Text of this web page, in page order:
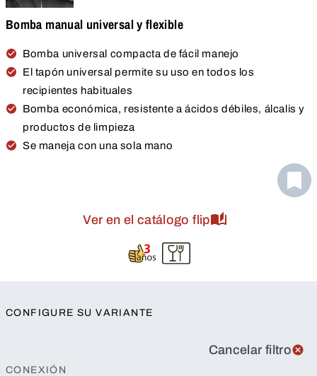
Bomba manual universal y flexible
Bomba universal compacta de fácil manejo
El tapón universal permite su uso en todos los
recipientes habituales
Bomba económica, resistente a ácidos débiles, álcalis y
productos de limpieza
Se maneja con una sola mano
Ver en el catálogo flip
CONFIGURE SU VARIANTE
Cancelar filtro
CONEXIÓN